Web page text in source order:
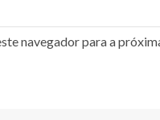
navegador para a